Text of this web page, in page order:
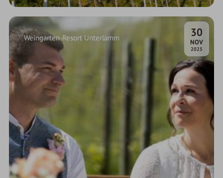
30
NOV.
2025
Weingarten-Resort Unterlamm